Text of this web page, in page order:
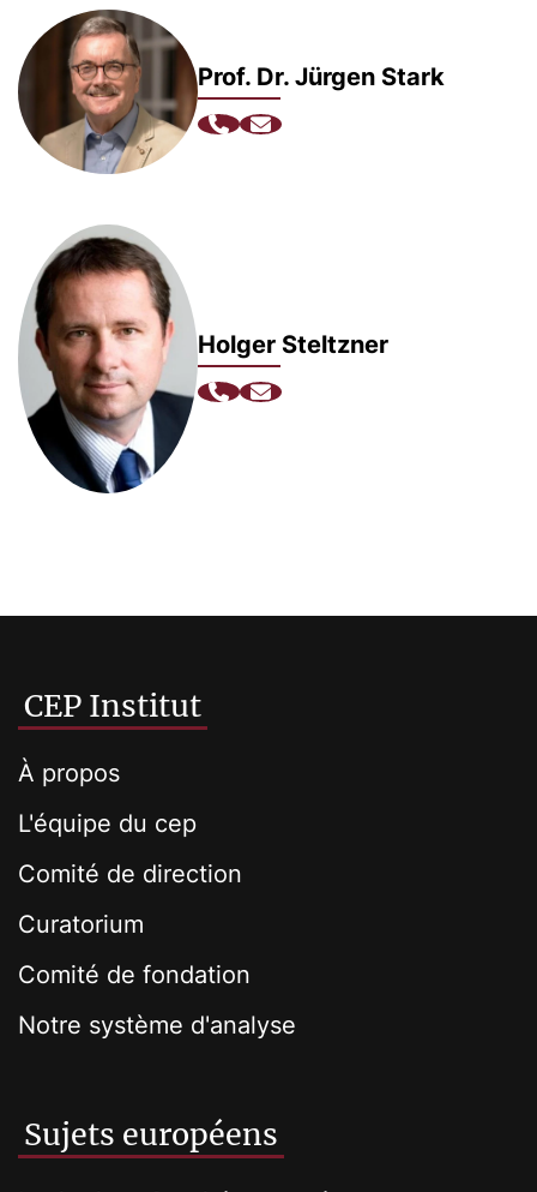
Prof. Dr. Jürgen Stark
Holger Steltzner
CEP Institut
À propos
L'équipe du cep
Comité de direction
Curatorium
Comité de fondation
Notre système d'analyse
Sujets européens